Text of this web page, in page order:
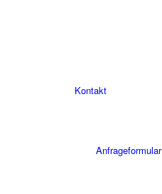
Kontakt
Anfrageformular